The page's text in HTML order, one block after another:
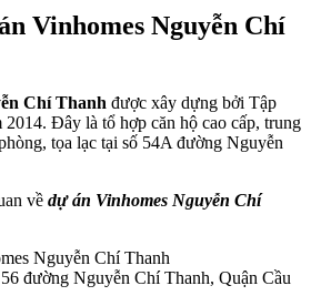
Vinhomes Nguyễn Chí
Chí Thanh được xây dựng bởi Tập
Đây là tổ hợp căn hộ cao cấp, trung
tọa lạc tại số 54A đường Nguyễn
về dự án Vinhomes Nguyễn Chí
Nguyễn Chí Thanh
đường Nguyễn Chí Thanh, Quận Cầu